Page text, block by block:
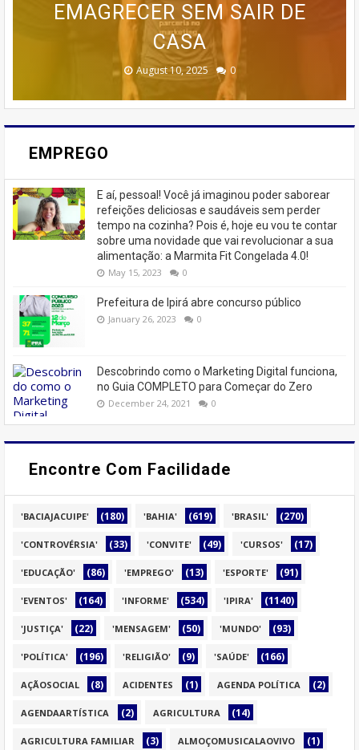
🚨 ÚLTIMAS VAGAS EM IPIRÁ!
🚨
February 23, 2026 0
EMAGRECER SEM SAIR DE
CASA
August 10, 2025 0
CURSO DA CASA DOS BOLOS
CASEIROS!
June 13, 2025 0
PROGRAMA AVANÇADO DE
TREINAMENTO DA MEMÓRIA
July 07, 2023 0
ESTRATÉGIAS AVANÇADAS DE
MARKETING 6.0.
June 07, 2023 0
EMPREGO
E aí, pessoal! Você já imaginou poder saborear
refeições deliciosas e saudáveis ​​sem perder
tempo na cozinha? Pois é, hoje eu vou te contar
sobre uma novidade que vai revolucionar a sua
alimentação: a Marmita Fit Congelada 4.0!
May 15, 2023 0
Prefeitura de Ipirá abre concurso público
January 26, 2023 0
Descobrindo como o Marketing Digital funciona,
no Guia COMPLETO para Começar do Zero
December 24, 2021 0
Encontre Com Facilidade
'BACIAJACUIPE' (180) 'BAHIA' (619) 'BRASIL' (270)
'CONTROVÉRSIA' (33) 'CONVITE' (49) 'CURSOS' (17)
'EDUCAÇÃO' (86) 'EMPREGO' (13) 'ESPORTE' (91)
'EVENTOS' (164) 'INFORME' (534) 'IPIRA' (1140)
'JUSTIÇA' (22) 'MENSAGEM' (50) 'MUNDO' (93)
'POLÍTICA' (196) 'RELIGIÃO' (9) 'SAÚDE' (166)
AÇÃOSOCIAL (8) ACIDENTES (1) AGENDA POLÍTICA (2)
AGENDAARTÍSTICA (2) AGRICULTURA (14)
AGRICULTURA FAMILIAR (3) ALMOÇOMUSICALAOVIVO (1)